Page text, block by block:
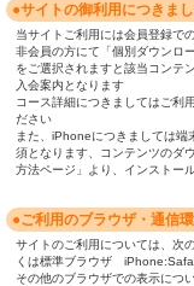
●サイトの御利用につきまし
当サイトご利用には会員登録で
非会員の方にて「個別ダウンロ
をご選択されますと該当コンテ
入会案内となります
コース詳細につきましてはご利
ださい
また、iPhoneにつきましては端
須となります、コンテンツのダ
方法ページ」より、インストー
●ご利用のブラウザ・通信
サイトのご利用については、次
くは標準ブラウザ
その他のブラウザでの表示につ